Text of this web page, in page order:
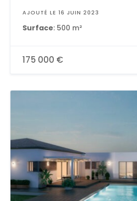
AJOUTÉ LE 16 JUIN 2023
Surface: 500 m²
175 000 €